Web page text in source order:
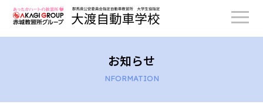
お知らせ
NFORMATION